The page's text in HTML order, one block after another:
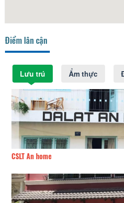
Điểm lân cận
Lưu trú Ẩm thực
CSLT An home